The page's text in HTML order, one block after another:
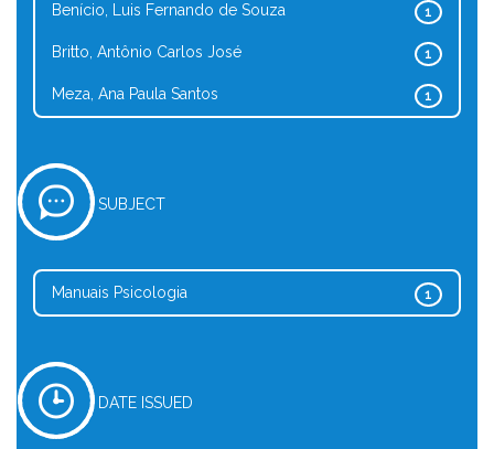
1
Benício, Luis Fernando de Souza
1
Britto, Antônio Carlos José
1
Meza, Ana Paula Santos
SUBJECT
1
Manuais Psicologia
DATE ISSUED